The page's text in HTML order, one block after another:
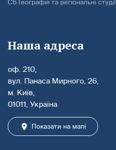
С6 Географія та регіональні студії
Наша адреса
оф. 210,
вул. Панаса Мирного, 26,
м. Київ,
01011, Україна
Показати на мапі